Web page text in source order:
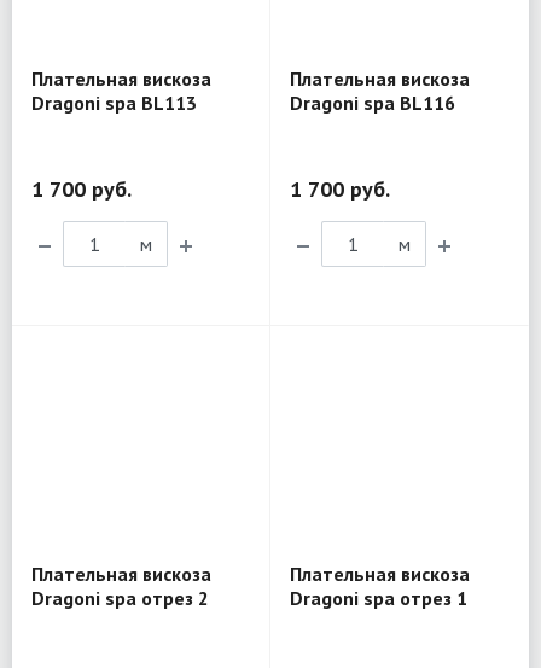
Плательная вискоза
Dragoni spa BL113
1 700 руб.
м
Плательная вискоза
Dragoni spa BL116
1 700 руб.
м
Плательная вискоза
Dragoni spa отрез 2
Плательная вискоза
Dragoni spa отрез 1